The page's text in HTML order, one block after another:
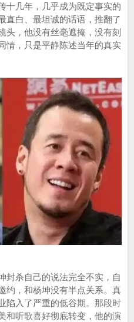
十几年，几乎成为既定事实的
直白、最坦诚的话语，推翻了
头，他没有丝毫遮掩，没有刻
情，只是平静陈述当年的真实
封杀自己的说法完全不实，自
约，和杨坤没有半点关系。真
陷入了严重的低谷期。那段时
和听歌喜好彻底转变，他的演